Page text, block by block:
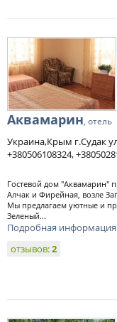
Аквамарин, отель
Украина,Крым г.Судак
+380506108324,
Гостевой дом "Аквамарин"
Алчак и Фирейная, возле
Мы предлагаем уютные и
Зеленый...
Подробная информация
отзывов:2